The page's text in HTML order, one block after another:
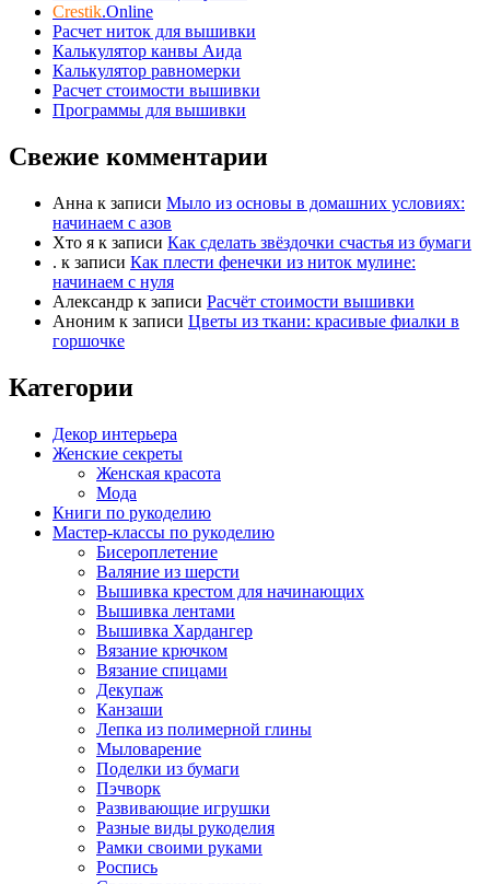
Crestik.Online
Расчет ниток для вышивки
Калькулятор канвы Аида
Калькулятор равномерки
Расчет стоимости вышивки
Программы для вышивки
Свежие комментарии
Анна к записи Мыло из основы в домашних условиях:
начинаем с азов
Хто я к записи Как сделать звёздочки счастья из бумаги
. к записи Как плести фенечки из ниток мулине:
начинаем с нуля
Александр к записи Расчёт стоимости вышивки
Аноним к записи Цветы из ткани: красивые фиалки в
горшочке
Категории
Декор интерьера
Женские секреты
Женская красота
Мода
Книги по рукоделию
Мастер-классы по рукоделию
Бисероплетение
Валяние из шерсти
Вышивка крестом для начинающих
Вышивка лентами
Вышивка Хардангер
Вязание крючком
Вязание спицами
Декупаж
Канзаши
Лепка из полимерной глины
Мыловарение
Поделки из бумаги
Пэчворк
Развивающие игрушки
Разные виды рукоделия
Рамки своими руками
Роспись